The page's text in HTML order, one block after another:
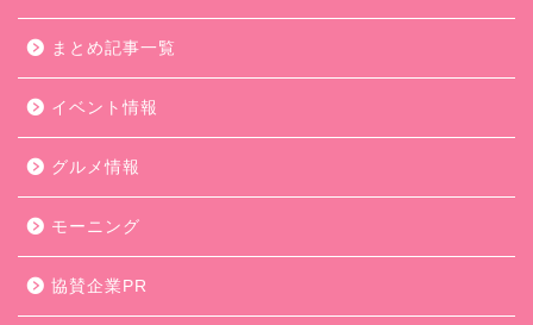
まとめ記事一覧
イベント情報
グルメ情報
モーニング
協賛企業PR